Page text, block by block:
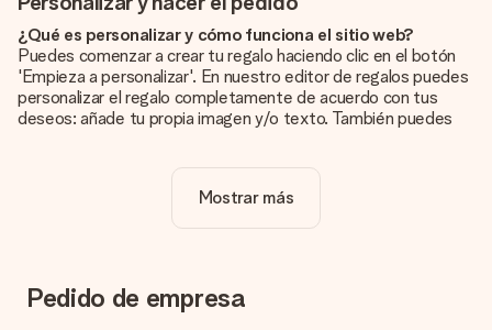
¿Qué es personalizar y cómo funciona el sitio web?
Puedes comenzar a crear tu regalo haciendo clic en el botón
'Empieza a personalizar'. En nuestro editor de regalos puedes
personalizar el regalo completamente de acuerdo con tus
deseos: añade tu propia imagen y/o texto. También puedes
¿La personalización está incluida en el precio?
El precio que se muestra en el sitio web incluye la
¿Cómo puedo saber si mi imagen tiene la calidad
adecuada?
Mostrar más
Pedido de empresa